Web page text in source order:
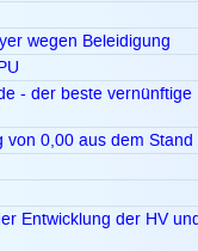
wegen Beleidigung
- der beste vernünftige
von 0,00 aus dem Stand
Entwicklung der HV